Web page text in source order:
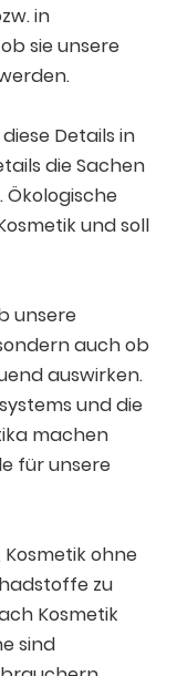
in
sie unsere
Details in
die Sachen
Ökologische
und soll
unsere
auch ob
auswirken.
und die
machen
für unsere
ohne
zu
Kosmetik
sind